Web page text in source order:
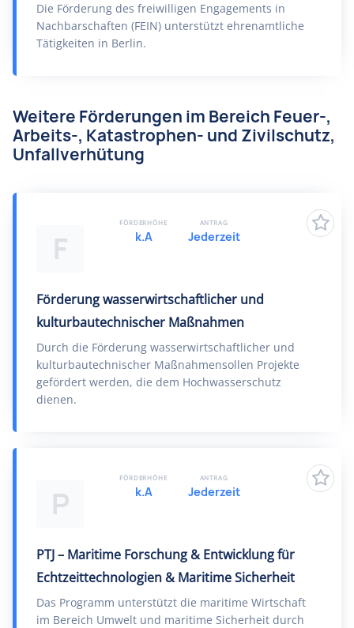
Die Förderung des freiwilligen Engagements in
Nachbarschaften (FEIN) unterstützt ehrenamtliche
Tätigkeiten in Berlin.
Weitere Förderungen im Bereich Feuer-,
Arbeits-, Katastrophen- und Zivilschutz,
Unfallverhütung
F
Förderung wasserwirtschaftlicher und
kulturbautechnischer Maßnahmen
Durch die Förderung wasserwirtschaftlicher und
kulturbautechnischer Maßnahmensollen Projekte
gefördert werden, die dem Hochwasserschutz
dienen.
FÖRDERHÖHE
k.A
ANTRAG
Jederzeit
P
PTJ – Maritime Forschung & Entwicklung für
Echtzeittechnologien & Maritime Sicherheit
Das Programm unterstützt die maritime Wirtschaft
im Bereich Umwelt und maritime Sicherheit durch
FÖRDERHÖHE
k.A
ANTRAG
Jederzeit